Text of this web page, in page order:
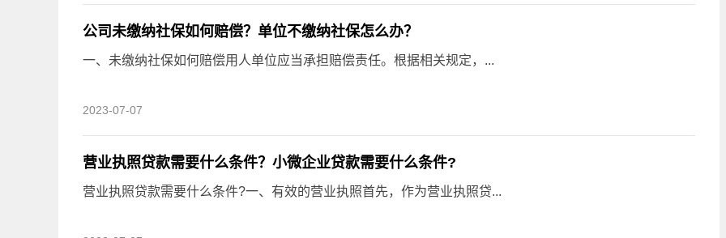
公司未缴纳社保如何赔偿？单位不缴纳社保怎么办？
一、未缴纳社保如何赔偿用人单位应当承担赔偿责任。根据相关规定，...
2023-07-07
营业执照贷款需要什么条件？小微企业贷款需要什么条件?
营业执照贷款需要什么条件?一、有效的营业执照首先，作为营业执照贷...